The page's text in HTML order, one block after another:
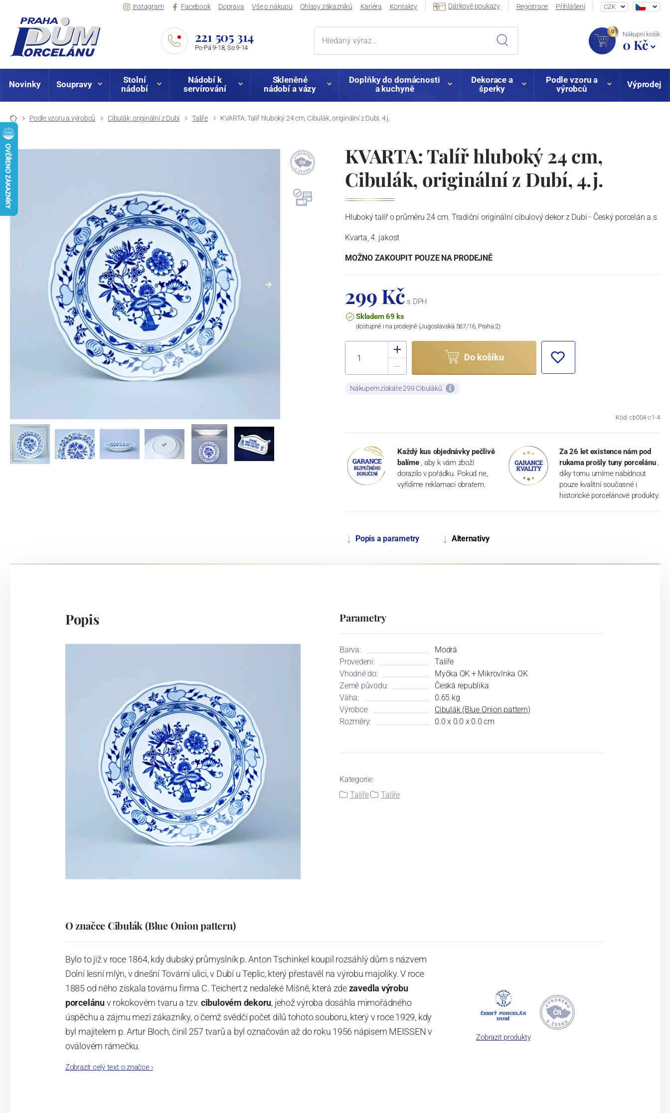
Instagram Facebook Doprava Vše o nákupu Ohlasy zákazníků Kariéra Kontakty Dárkové poukazy Registrace Přihlášení CZK
221 505 314
Po-Pá 9-18, So 9-14
0 Nákupní košík
0 Kč
Novinky Soupravy
Stolní
nádobí
Nádobí k
servírování
Skleněné
nádobí a vázy
Doplňky do domácnosti
a kuchyně
Dekorace a
šperky
Podle vzoru a
výrobců
Výprodej
Podle vzoru a výrobců Cibulák, originální z Dubí Talíře KVARTA: Talíř hluboký 24 cm, Cibulák, originální z Dubí, 4.j.
KVARTA: Talíř hluboký 24 cm,
Cibulák, originální z Dubí, 4.j.
Hluboký talíř o průměru 24 cm. Tradiční originální cibulový dekor z Dubí - Český porcelán a.s.
Kvarta, 4. jakost
MOŽNO ZAKOUPIT POUZE NA PRODEJNĚ
299 Kč s DPH
Skladem 69 ks
dostupné i na prodejně (Jugoslávská 567/16, Praha 2)
Do košíku
Nákupem získáte 299 Cibuláků
Kód: cb004-c1-4
Každý kus objednávky pečlivě
balíme , aby k vám zboží
dorazilo v pořádku. Pokud ne,
vyřídíme reklamaci obratem.
Za 26 let existence nám pod
rukama prošly tuny porcelánu ,
díky tomu umíme nabídnout
pouze kvalitní současné i
historické porcelánové produkty.
Popis a parametry Alternativy
Popis Parametry
Barva:
Modrá
Provedení:
Talíře
Vhodné do:
Myčka OK + Mikrovlnka OK
Země původu:
Česká republika
Váha:
0.65 kg
Výrobce:
Cibulák (Blue Onion pattern)
Rozměry:
0.0 x 0.0 x 0.0 cm
Kategorie:
Talíře
Talíře
O značce Cibulák (Blue Onion pattern)
Bylo to již v roce 1864, kdy dubský průmyslník p. Anton Tschinkel koupil rozsáhlý dům s názvem
Dolní lesní mlýn, v dnešní Tovární ulici, v Dubí u Teplic, který přestavěl na výrobu majoliky. V roce
1885 od něho získala továrnu firma C. Teichert z nedaleké Míšně, která zdezavedla výrobu
porcelánuv rokokovém tvaru a tzv. cibulovém dekoru, jehož výroba dosáhla mimořádného
úspěchu a zájmu mezi zákazníky, o čemž svědčí počet dílů tohoto souboru, který v roce 1929, kdy
byl majitelem p. Artur Bloch, činil 257 tvarů a byl označován až do roku 1956 nápisem MEISSEN v
oválovém rámečku.
Dnes, kdy čtete tento úvod, nese firma název
Zobrazit celý text o značce›
Zobrazit produkty